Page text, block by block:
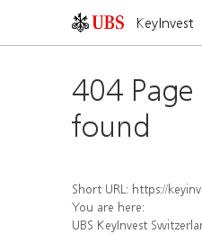
KeyInvest
404
found
Short URL: https://keyinvest-
You are here:
UBS KeyInvest